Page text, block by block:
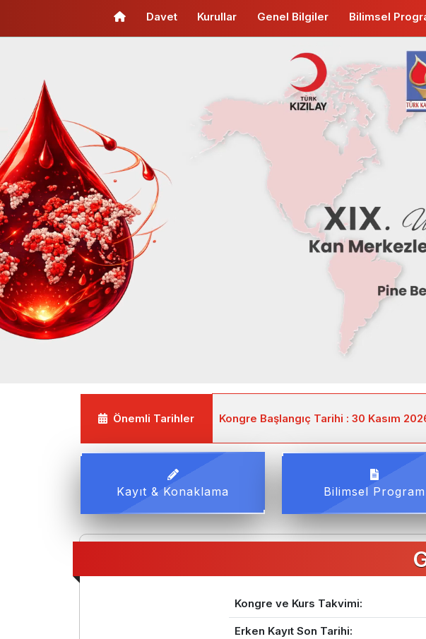
Davet(current)
Kurullar Genel Bilgiler Bilimsel
Önemli Tarihler
Tarihi : 30 Kasım 2026 Kongre Bitiş Tarihi : 4 Aralık 2026
Kayıt & Konaklama Bilimsel Program
Kongre ve Kurs Takvimi:
Erken Kayıt Son Tarihi: